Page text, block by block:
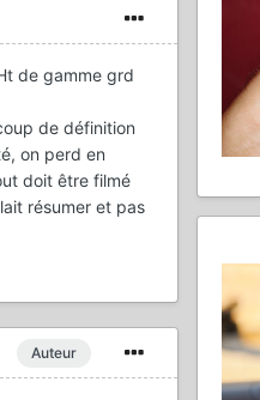
de gamme grd
de définition
on perd en
doit être filmé
résumer et pas
Auteur